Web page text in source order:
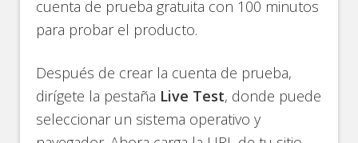
cuenta de prueba gratuita con 100 minutos
para probar el producto.
Después de crear la cuenta de prueba,
dirígete la pestaña Live Test, donde puede
seleccionar un sistema operativo y